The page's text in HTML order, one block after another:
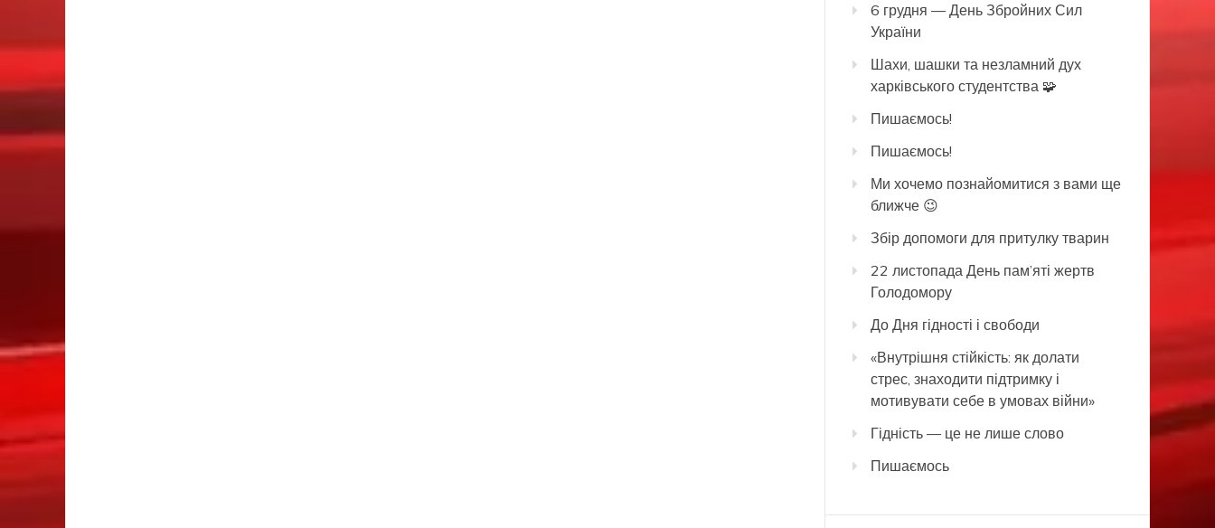
6 грудня — День Збройних Сил
України
Шахи, шашки та незламний дух
харківського студентства 🧩
Пишаємось!
Пишаємось!
Ми хочемо познайомитися з вами ще
ближче 😉
Збір допомоги для притулку тварин
22 листопада День пам’яті жертв
Голодомору
До Дня гідності і свободи
«Внутрішня стійкість: як долати
стрес, знаходити підтримку і
мотивувати себе в умовах війни»
Гідність — це не лише слово
Пишаємось